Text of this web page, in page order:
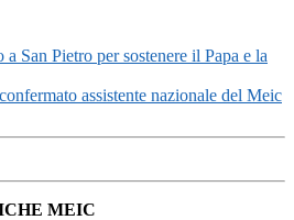
San Pietro per sostenere il Papa e la
assistente nazionale del Meic
MEIC